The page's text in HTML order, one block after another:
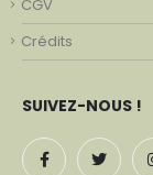
CGV
Crédits
SUIVEZ-NOUS !